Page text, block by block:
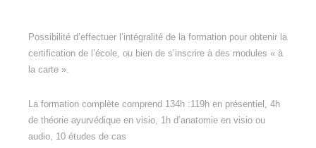
Possibilité d’effectuer l’intégralité de la formation pour obtenir la
certification de l’école, ou bien de s’inscrire à des modules « à
la carte ».
La formation complète comprend 134h :119h en présentiel, 4h
de théorie ayurvédique en visio, 1h d’anatomie en visio ou
audio, 10 études de cas